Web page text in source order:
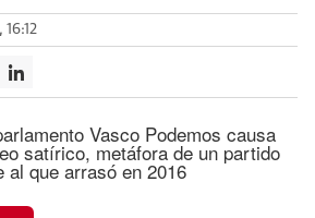
Vasco Podemos causa
satírico, metáfora de un partido
al que arrasó en 2016